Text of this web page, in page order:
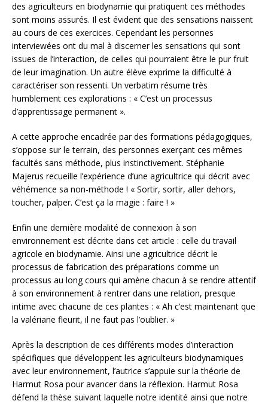
des agriculteurs en biodynamie qui pratiquent ces méthodes
sont moins assurés. Il est évident que des sensations naissent
au cours de ces exercices. Cependant les personnes
interviewées ont du mal à discerner les sensations qui sont
issues de l’interaction, de celles qui pourraient être le pur fruit
de leur imagination. Un autre élève exprime la difficulté à
caractériser son ressenti. Un verbatim résume très
humblement ces explorations : « C’est un processus
d’apprentissage permanent ».
A cette approche encadrée par des formations pédagogiques,
s’oppose sur le terrain, des personnes exerçant ces mêmes
facultés sans méthode, plus instinctivement. Stéphanie
Majerus recueille l’expérience d’une agricultrice qui décrit avec
véhémence sa non-méthode ! « Sortir, sortir, aller dehors,
toucher, palper. C’est ça la magie : faire ! »
Enfin une dernière modalité de connexion à son
environnement est décrite dans cet article : celle du travail
agricole en biodynamie. Ainsi une agricultrice décrit le
processus de fabrication des préparations comme un
processus au long cours qui amène chacun à se rendre attentif
à son environnement à rentrer dans une relation, presque
intime avec chacune de ces plantes : « Ah c’est maintenant que
la valériane fleurit, il ne faut pas l’oublier. »
Après la description de ces différents modes d’interaction
spécifiques que développent les agriculteurs biodynamiques
avec leur environnement, l’autrice s’appuie sur la théorie de
Harmut Rosa pour avancer dans la réflexion. Harmut Rosa
défend la thèse suivant laquelle notre identité ainsi que notre